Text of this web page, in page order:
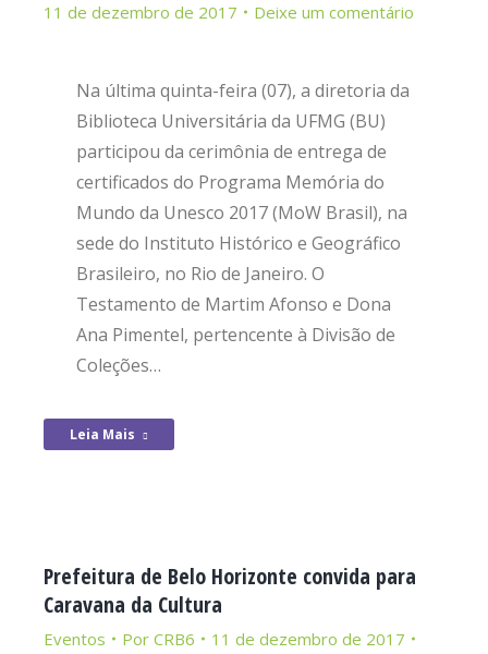
11 de dezembro de 2017
Deixe um comentário
Na última quinta-feira (07), a diretoria da
Biblioteca Universitária da UFMG (BU)
participou da cerimônia de entrega de
certificados do Programa Memória do
Mundo da Unesco 2017 (MoW Brasil), na
sede do Instituto Histórico e Geográfico
Brasileiro, no Rio de Janeiro. O
Testamento de Martim Afonso e Dona
Ana Pimentel, pertencente à Divisão de
Coleções…
Leia Mais
Prefeitura de Belo Horizonte convida para
Caravana da Cultura
Eventos Por CRB6 11 de dezembro de 2017